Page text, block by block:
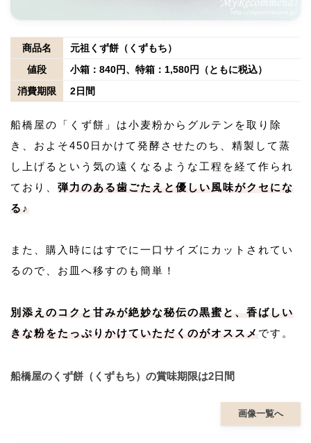
商品名
元祖くず餅（くずもち）
値段
小箱：840円、特箱：1,580円（ともに税込）
消費期限
2日間
船橋屋の「くず餅」は小麦粉からグルテンを取り除
き、およそ450日かけて発酵させたのち、精製して蒸
し上げるという気の遠くなるような工程を経て作られ
ており、 弾力のある歯ごたえと優しい風味がクセにな
る♪
また、購入時にはすでに一口サイズにカットされてい
るので、お皿へ移すのも簡単！
別添えのコクと甘みが絶妙な秘伝の黒蜜と、香ばしい
きな粉をたっぷりかけていただくのがオススメ です。
船橋屋のくず餅（くずもち）の賞味期限は2日間
画像一覧へ